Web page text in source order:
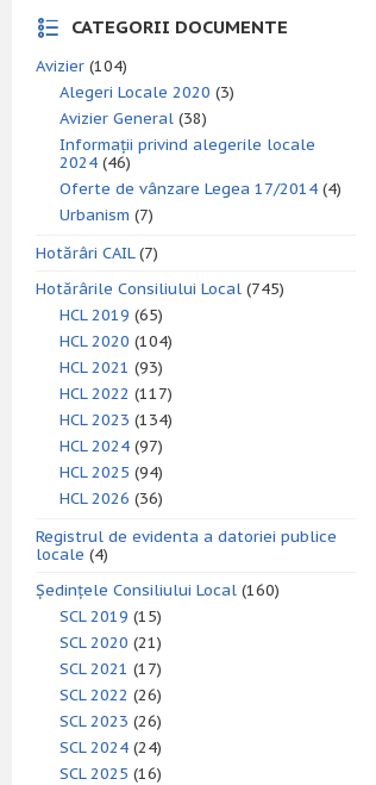
CATEGORII DOCUMENTE
Avizier (104)
Alegeri Locale 2020 (3)
Avizier General (38)
Informații privind alegerile locale
2024 (46)
Oferte de vânzare Legea 17/2014 (4)
Urbanism (7)
Hotărâri CAIL(7)
Hotărârile Consiliului Local (745)
HCL 2019 (65)
HCL 2020 (104)
HCL 2021 (93)
HCL 2022 (117)
HCL 2023 (134)
HCL 2024 (97)
HCL 2025 (94)
HCL 2026 (36)
Registrul de evidenta a datoriei publice
locale (4)
Ședințele Consiliului Local (160)
SCL 2019 (15)
SCL 2020 (21)
SCL 2021 (17)
SCL 2022 (26)
SCL 2023 (26)
SCL 2024 (24)
SCL 2025 (16)